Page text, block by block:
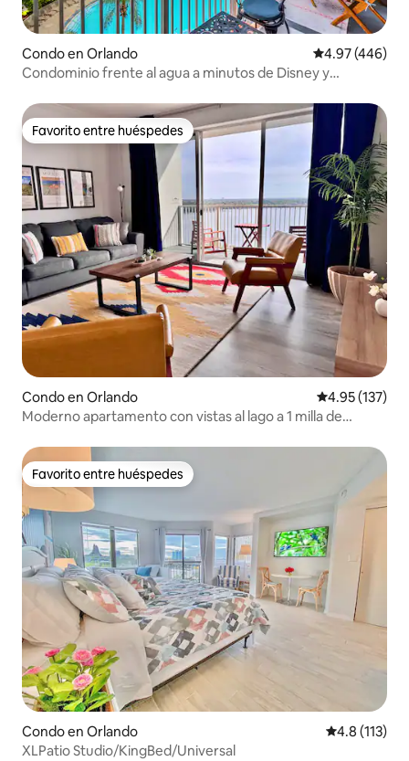
Condo en Orlando Calificación
4.97 (446)
Condominio frente al agua a minutos de Disney y
Favorito entre huéspedes
Favorito entre huéspedes
Condo en Orlando Calificación
4.95 (137)
Moderno apartamento con vistas al lago a 1 milla de
Favorito entre huéspedes
Favorito entre huéspedes
Condo en Orlando Calificación
4.8 (113)
XLPatio Studio/KingBed/Universal